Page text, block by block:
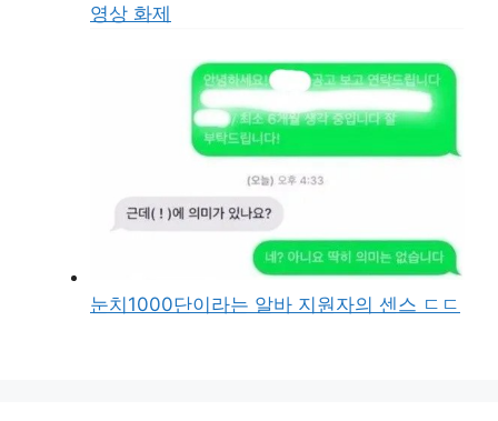
영상 화제
눈치1000단이라는 알바 지원자의 센스 ㄷㄷ